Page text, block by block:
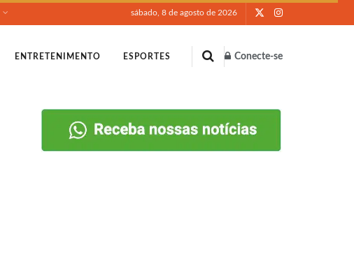
sábado, 8 de agosto de 2026
ENTRETENIMENTO ESPORTES Conecte-se